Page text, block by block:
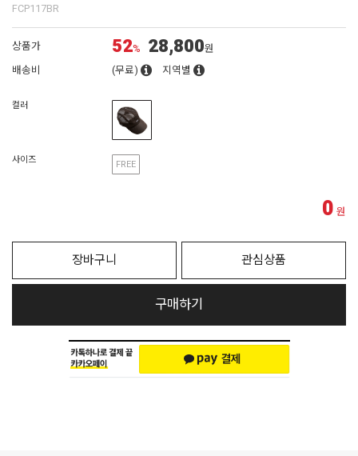
FCP117BR
상품가 52% 28,800원
배송비
(무료) 지역별
컬러
사이즈 FREE
0 원
장바구니 관심상품
구매하기